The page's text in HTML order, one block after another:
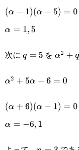
6\alpha+5=0
(\alpha-
1)
(α − 1)(α − 5) = 0
\alpha=1,5
α = 1, 5
次に q=5
q = 5 をα2 + q
\alpha^2+5\alpha-
α2 + 5α − 6 = 0
(\alpha+6)
(\alpha-
(α + 6)(α − 1) = 0
\alpha=-6,1
α = −6, 1